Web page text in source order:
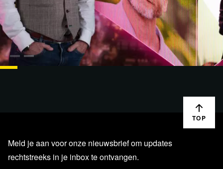
Historische speech Orban | Transgenerationeel
TOP
Meld je aan voor onze nieuwsbrief om updates
rechtstreeks in je inbox te ontvangen.